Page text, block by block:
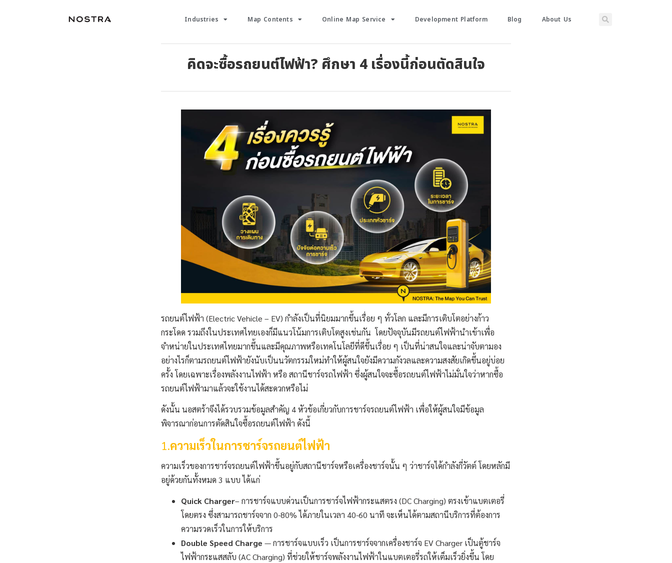
Industries Map Contents Online Map Service Development Platform Blog About Us
คิดจะซื้อรถยนต์ไฟฟ้า? ศึกษา 4 เรื่องนี้ก่อนตัดสินใจ
รถยนต์ไฟฟ้า (Electric Vehicle – EV) กำลังเป็นที่นิยมมากขึ้นเรื่อย ๆ ทั่วโลก และมีการเติบโตอย่างก้าว
กระโดด รวมถึงในประเทศไทยเองก็มีแนวโน้มการเติบโตสูงเช่นกัน โดยปัจจุบันมีรถยนต์ไฟฟ้านำเข้าเพื่อ
จำหน่ายในประเทศไทยมากขึ้นและมีคุณภาพหรือเทคโนโลยีที่ดีขึ้นเรื่อย ๆ เป็นที่น่าสนใจและน่าจับตามอง
อย่างไรก็ตามรถยนต์ไฟฟ้ายังนับเป็นนวัตกรรมใหม่ทำให้ผู้สนใจยังมีความกังวลและความสงสัยเกิดขึ้นอยู่บ่อย
ครั้ง โดยเฉพาะเรื่องพลังงานไฟฟ้า หรือ สถานีชาร์จรถไฟฟ้า ซึ่งผู้สนใจจะซื้อรถยนต์ไฟฟ้าไม่มั่นใจว่าหากซื้อ
รถยนต์ไฟฟ้ามาแล้วจะใช้งานได้สะดวกหรือไม่
ดังนั้น นอสตร้าจึงได้รวบรวมข้อมูลสำคัญ 4 หัวข้อเกี่ยวกับการชาร์จรถยนต์ไฟฟ้า เพื่อให้ผู้สนใจมีข้อมูล
พิจารณาก่อนการตัดสินใจซื้อรถยนต์ไฟฟ้า ดังนี้
1.ความเร็วในการชาร์จรถยนต์ไฟฟ้า
ความเร็วของการชาร์จรถยนต์ไฟฟ้าขึ้นอยู่กับสถานีชาร์จหรือเครื่องชาร์จนั้น ๆ ว่าชาร์จได้กำลังกี่วัตต์ โดยหลักมี
อยู่ด้วยกันทั้งหมด 3 แบบ ได้แก่
Quick Charger– การชาร์จแบบด่วนเป็นการชาร์จไฟฟ้ากระแสตรง (DC Charging) ตรงเข้าแบตเตอรี่
โดยตรง ซึ่งสามารถชาร์จจาก 0-80% ได้ภายในเวลา 40-60 นาที จะเห็นได้ตามสถานีบริการที่ต้องการ
ความรวดเร็วในการให้บริการ
Double Speed Charge — การชาร์จแบบเร็ว เป็นการชาร์จจากเครื่องชาร์จ EV Charger เป็นตู้ชาร์จ
ไฟฟ้ากระแสสลับ (AC Charging) ที่ช่วยให้ชาร์จพลังงานไฟฟ้าในแบตเตอรี่รถให้เต็มเร็วยิ่งขึ้น โดย